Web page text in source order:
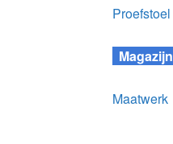
Proefstoel
Magazijn
Maatwerk